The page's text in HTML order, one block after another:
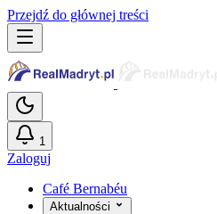
Przejdź do głównej treści
1
Zaloguj
Café Bernabéu
Aktualności